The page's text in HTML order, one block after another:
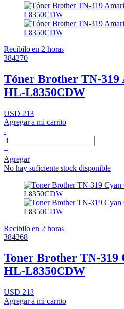
Recibilo en 2 horas
384270
Tóner Brother TN-
HL-L8350CDW
USD 218
Agregar a mi carrito
-
+
Agregar
No hay suficiente stock disponible
Recibilo en 2 horas
384268
Toner Brother TN-319
HL-L8350CDW
USD 218
Agregar a mi carrito